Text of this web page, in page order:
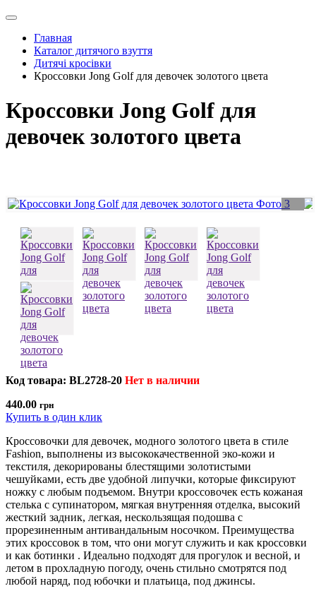
Главная
Каталог дитячого взуття
Дитячі кросівки
Кроссовки Jong Golf для девочек золотого цвета
Кроссовки Jong Golf для
девочек золотого цвета
Код товара: BL2728-20 Нет в наличии
440.00 грн
Купить в один клик
Кроссовочки для девочек, модного золотого цвета в стиле
Fashion, выполнены из высококачественной эко-кожи и
текстиля, декорированы блестящими золотистыми
чешуйками, есть две удобной липучки, которые фиксируют
ножку с любым подъемом. Внутри кроссовочек есть кожаная
стелька с супинатором, мягкая внутренняя отделка, высокий
жесткий задник, легкая, нескользящая подошва с
прорезиненным антивандальным носочком. Преимущества
этих кроссовок в том, что они могут служить и как кроссовки
и как ботинки . Идеально подходят для прогулок и весной, и
летом в прохладную погоду, очень стильно смотрятся под
любой наряд, под юбочки и платьица, под джинсы.